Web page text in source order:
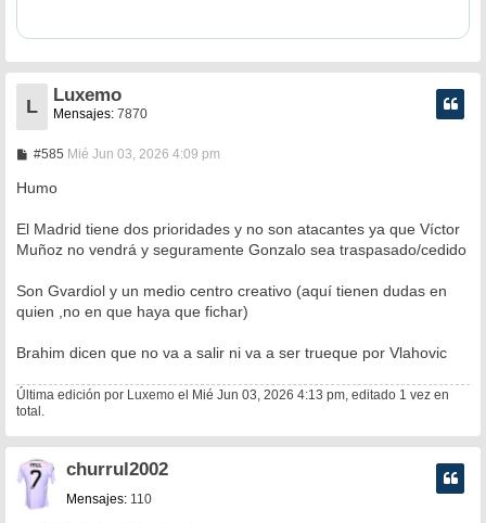
L
Luxemo
Mensajes: 7870
#585M
j
Mié Jun 03, 2026 4:09 pm
Humo
El Madrid tiene dos prioridades y no son atacantes ya que Víctor
Muñoz no vendrá y seguramente Gonzalo sea traspasado/cedido
Son Gvardiol y un medio centro creativo (aquí tienen dudas en
quien ,no en que haya que fichar)
Brahim dicen que no va a salir ni va a ser trueque por Vlahovic
Última edición por Luxemo el Mié Jun 03, 2026 4:13 pm, editado 1 vez en
total.
churrul2002
Mensajes:110